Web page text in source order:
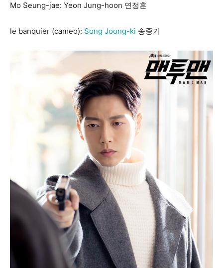
Mo Seung-jae: Yeon Jung-hoon 연정훈
le banquier (cameo): Song Joong-ki 송중기